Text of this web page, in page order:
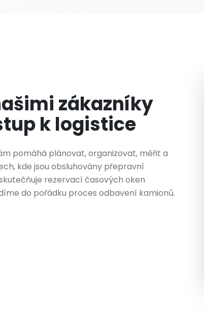
zákazníky
k logistice
pomáhá plánovat, organizovat, měřit a
kde jsou obsluhovány přepravní
rezervací časových oken
do pořádku proces odbavení kamionů.